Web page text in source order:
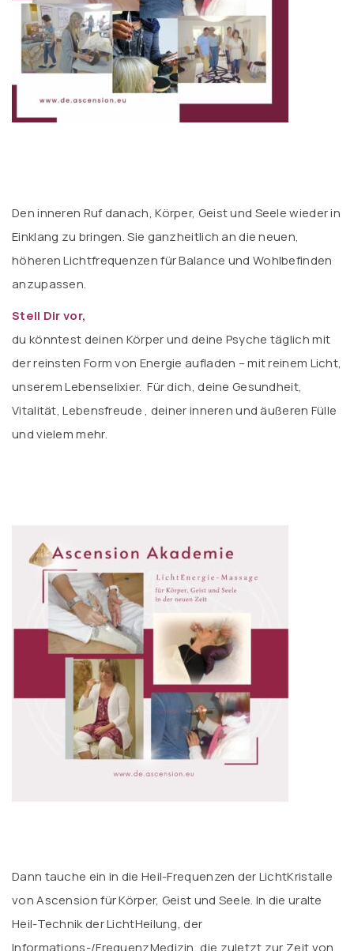
Den inneren Ruf danach, Körper, Geist und Seele wieder in
Einklang zu bringen. Sie ganzheitlich an die neuen,
höheren Lichtfrequenzen für Balance und Wohlbefinden
anzupassen.
Stell Dir vor,
du könntest deinen Körper und deine Psyche täglich mit
der reinsten Form von Energie aufladen – mit reinem Licht,
unserem Lebenselixier. Für dich, deine Gesundheit,
Vitalität, Lebensfreude , deiner inneren und äußeren Fülle
und vielem mehr.
Dann tauche ein in die Heil-Frequenzen der LichtKristalle
von Ascension für Körper, Geist und Seele. In die uralte
Heil-Technik der LichtHeilung, der
Informations-/FrequenzMedizin, die zuletzt zur Zeit von